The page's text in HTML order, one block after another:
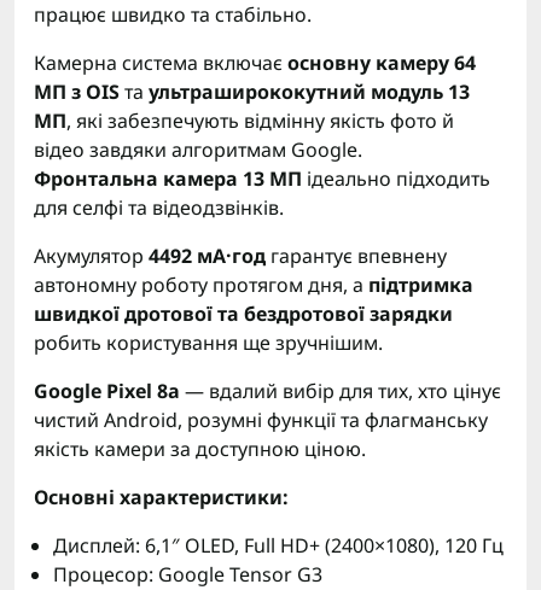
працює швидко та стабільно.
Камерна система включає основну камеру 64
МП з OISта ультраширококутний модуль 13
МП, які забезпечують відмінну якість фото й
відео завдяки алгоритмам Google.
Фронтальна камера 13 МП ідеально підходить
для селфі та відеодзвінків.
Акумулятор 4492 мА·год гарантує впевнену
автономну роботу протягом дня, а підтримка
швидкої дротової та бездротової зарядки
робить користування ще зручнішим.
Google Pixel 8a — вдалий вибір для тих, хто цінує
чистий Android, розумні функції та флагманську
якість камери за доступною ціною.
Основні характеристики:
Дисплей: 6,1″ OLED, Full HD+ (2400×1080), 120 Гц
Процесор: Google Tensor G3